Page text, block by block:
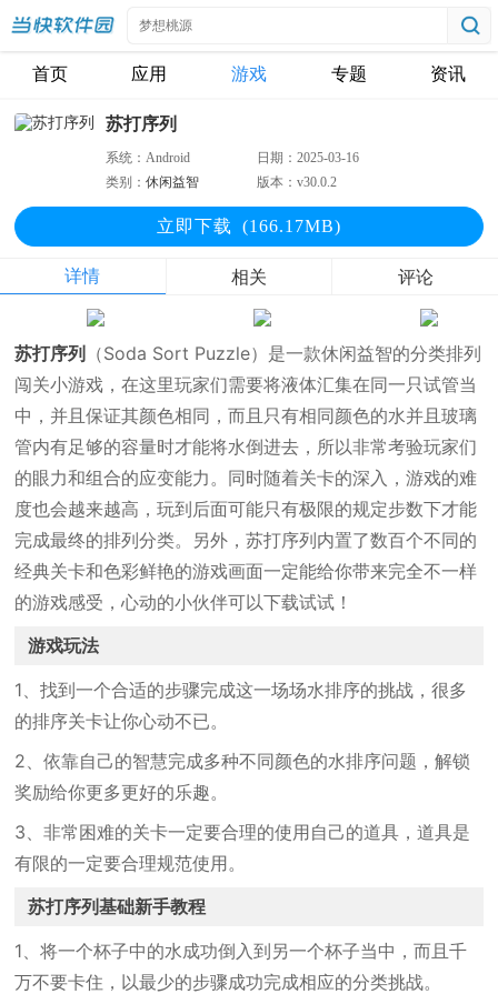
首页 应用 游戏 专题 资讯
苏打序列
系统：Android 日期：2025-03-16
类别：休闲益智 版本：v30.0.2
立即下载 (166.17MB)
详情 相关 评论
苏打序列
（Soda Sort Puzzle）是一款休闲益智的分类排列
闯关小游戏，在这里玩家们需要将液体汇集在同一只试管当
中，并且保证其颜色相同，而且只有相同颜色的水并且玻璃
管内有足够的容量时才能将水倒进去，所以非常考验玩家们
的眼力和组合的应变能力。同时随着关卡的深入，游戏的难
度也会越来越高，玩到后面可能只有极限的规定步数下才能
完成最终的排列分类。另外，苏打序列内置了数百个不同的
经典关卡和色彩鲜艳的游戏画面一定能给你带来完全不一样
的游戏感受，心动的小伙伴可以下载试试！
游戏玩法
1、找到一个合适的步骤完成这一场场水排序的挑战，很多
的排序关卡让你心动不已。
2、依靠自己的智慧完成多种不同颜色的水排序问题，解锁
奖励给你更多更好的乐趣。
3、非常困难的关卡一定要合理的使用自己的道具，道具是
有限的一定要合理规范使用。
苏打序列基础新手教程
1、将一个杯子中的水成功倒入到另一个杯子当中，而且千
万不要卡住，以最少的步骤成功完成相应的分类挑战。